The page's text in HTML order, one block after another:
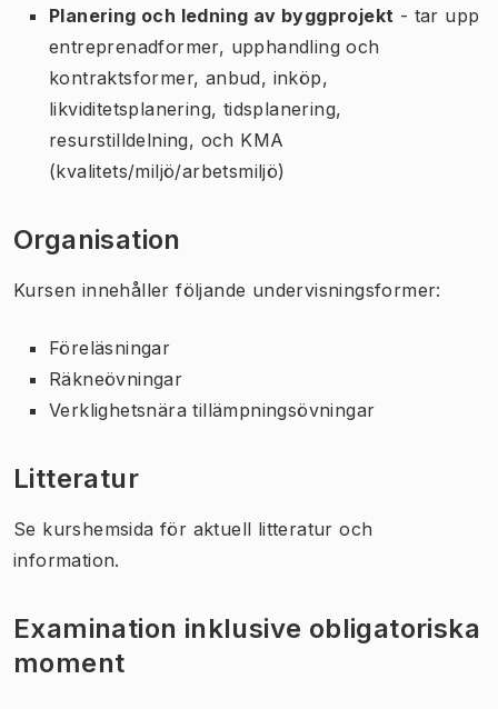
Planering och ledning av byggprojekt - tar upp
entreprenadformer, upphandling och
kontraktsformer, anbud, inköp,
likviditetsplanering, tidsplanering,
resurstilldelning, och KMA
(kvalitets/miljö/arbetsmiljö)
Organisation
Kursen innehåller följande undervisningsformer:
Föreläsningar
Räkneövningar
Verklighetsnära tillämpningsövningar
Litteratur
Se kurshemsida för aktuell litteratur och
information.
Examination inklusive obligatoriska
moment